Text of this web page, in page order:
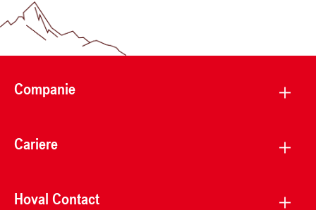
Companie
Cariere
Hoval Contact